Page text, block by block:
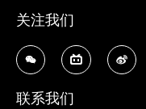
关注我们
联系我们